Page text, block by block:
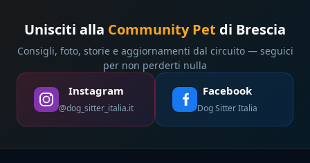
Unisciti alla Community Pet di Brescia
Consigli, foto, storie e aggiornamenti dal circuito — seguici
per non perderti nulla
Instagram
@dog_sitter_italia.it
Facebook
Dog Sitter Italia